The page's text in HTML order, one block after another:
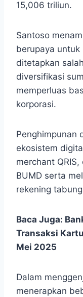
15,006 triliun.
Santoso
berupaya
ditetapkan
diversifikasi
memperluas
korporasi.
Penghimpunan
ekosistem
merchant
BUMD serta
rekening
Baca Juga:
Transaksi
Mei 2025
Dalam
menerapkan